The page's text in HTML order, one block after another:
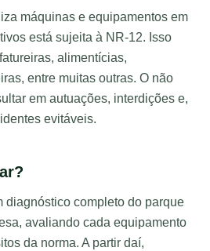
máquinas e equipamentos em
está sujeita à NR-12. Isso
alimentícias,
entre muitas outras. O não
em autuações, interdições e,
evitáveis.
diagnóstico completo do parque
avaliando cada equipamento
da norma. A partir daí,